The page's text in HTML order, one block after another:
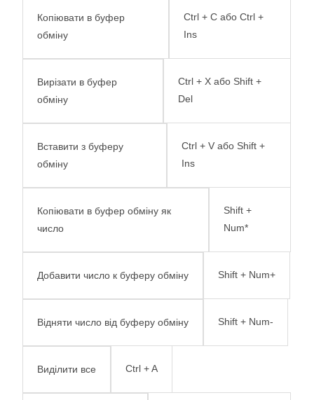
Копіювати в буфер
обміну
Ctrl + C або Ctrl +
Ins
Вирізати в буфер
обміну
Ctrl + X або Shift +
Del
Вставити з буферу
обміну
Ctrl + V або Shift +
Ins
Копіювати в буфер обміну як
число
Shift +
Num*
Добавити число к буферу обміну Shift + Num+
Відняти число від буферу обміну Shift + Num-
Виділити все Ctrl + A